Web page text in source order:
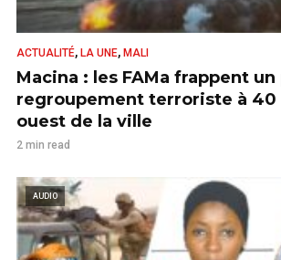
ACTUALITÉ, LA UNE, MALI
Macina : les FAMa frappent
regroupement terroriste à 40
ouest de la ville
2 min read
AUDIO